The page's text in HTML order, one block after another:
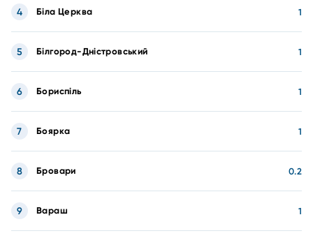
Біла Церква 1
4
Білгород-Дністровський 1
5
Бориспіль 1
6
Боярка 1
7
Бровари 0.2
8
Вараш 1
9